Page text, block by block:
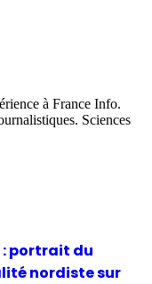
à France Info.
Sciences
: portrait du
nordiste sur